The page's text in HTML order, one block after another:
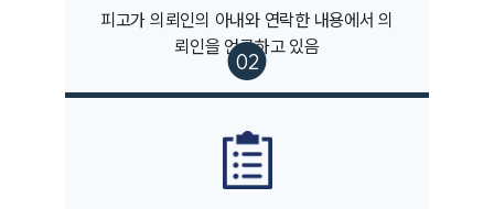
부소개
부소개
오시는 길
글로벌 파트너 로펌
고객의 소리
피고가 의뢰인의 아내와 연락한 내용에서 의
뢰인을 언급하고 있음